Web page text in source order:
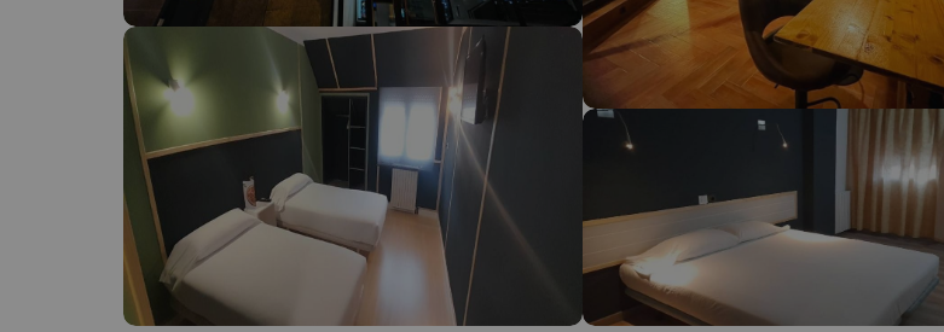
¡Vaya! Parece que nuestro buscador ha perdido el norte. En cuanto encuentre su brújula vuelve.